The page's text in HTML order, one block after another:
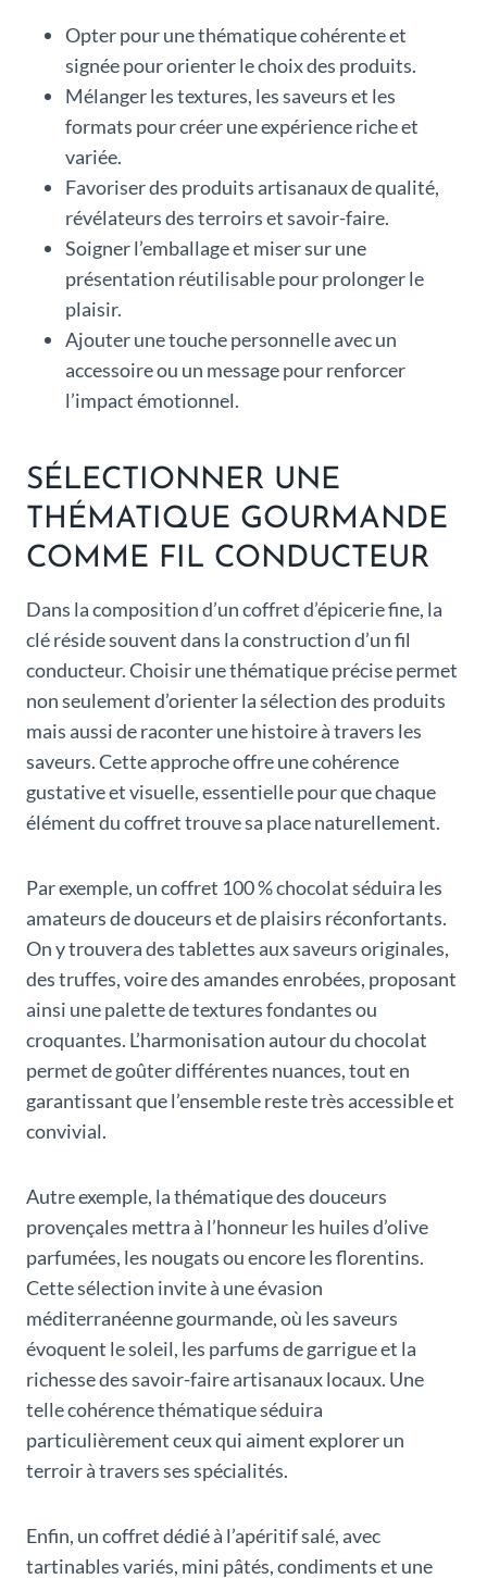
Opter pour une thématique cohérente et
signée pour orienter le choix des produits.
Mélanger les textures, les saveurs et les
formats pour créer une expérience riche et
variée.
Favoriser des produits artisanaux de qualité,
révélateurs des terroirs et savoir-faire.
Soigner l’emballage et miser sur une
présentation réutilisable pour prolonger le
plaisir.
Ajouter une touche personnelle avec un
accessoire ou un message pour renforcer
l’impact émotionnel.
SÉLECTIONNER UNE
THÉMATIQUE GOURMANDE
COMME FIL CONDUCTEUR
Dans la composition d’un coffret d’épicerie fine, la
clé réside souvent dans la construction d’un fil
conducteur. Choisir une thématique précise permet
non seulement d’orienter la sélection des produits
mais aussi de raconter une histoire à travers les
saveurs. Cette approche offre une cohérence
gustative et visuelle, essentielle pour que chaque
élément du coffret trouve sa place naturellement.
Par exemple, un coffret 100 % chocolat séduira les
amateurs de douceurs et de plaisirs réconfortants.
On y trouvera des tablettes aux saveurs originales,
des truffes, voire des amandes enrobées, proposant
ainsi une palette de textures fondantes ou
croquantes. L’harmonisation autour du chocolat
permet de goûter différentes nuances, tout en
garantissant que l’ensemble reste très accessible et
convivial.
Autre exemple, la thématique des douceurs
provençales mettra à l’honneur les huiles d’olive
parfumées, les nougats ou encore les florentins.
Cette sélection invite à une évasion
méditerranéenne gourmande, où les saveurs
évoquent le soleil, les parfums de garrigue et la
richesse des savoir-faire artisanaux locaux. Une
telle cohérence thématique séduira
particulièrement ceux qui aiment explorer un
terroir à travers ses spécialités.
Enfin, un coffret dédié à l’apéritif salé, avec
tartinables variés, mini pâtés, condiments et une